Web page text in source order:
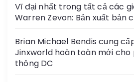
Vĩ đại nhất trong tất cả các
Warren Zevon: Bản xuất bản
Brian Michael Bendis cung
Jinxworld hoàn toàn mới
thông DC